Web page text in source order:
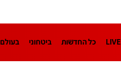
LIVE כל החדשות ביטחוני בעולם